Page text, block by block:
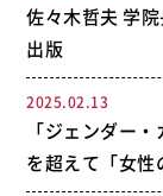
佐々木哲夫 学
出版
2025.02.13
「ジェンダー
を超えて「女性